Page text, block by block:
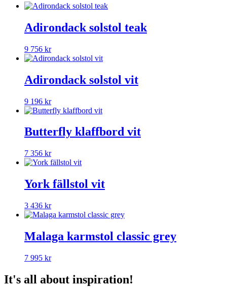
Adirondack solstol teak
9 756 kr
Adirondack solstol vit
9 196 kr
Butterfly klaffbord vit
7 356 kr
York fällstol vit
3 436 kr
Malaga karmstol classic grey
7 995 kr
It's all about inspiration!